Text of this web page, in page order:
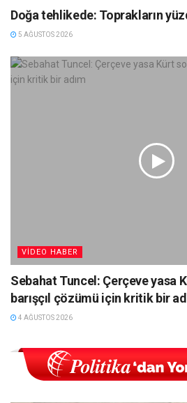
Doğa tehlikede: Toprakların
5 AĞUSTOS 2026
VIDEO HABER
Sebahat Tuncel: Çerçeve yasa
barışçıl çözümü için kritik bir
4 AĞUSTOS 2026